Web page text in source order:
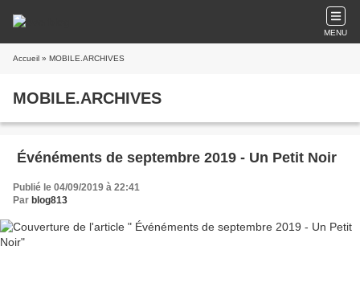
MENU
Accueil » MOBILE.ARCHIVES
MOBILE.ARCHIVES
​ Événéments de septembre 2019 - Un Petit Noir
Publié le 04/09/2019 à 22:41
Par blog813